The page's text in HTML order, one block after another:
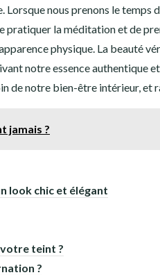
nous prenons le temps
pratiquer la méditation et de
physique. La beauté
notre essence authentique
de notre bien-être intérieur, et
jamais ?
look chic et élégant
teint ?
?